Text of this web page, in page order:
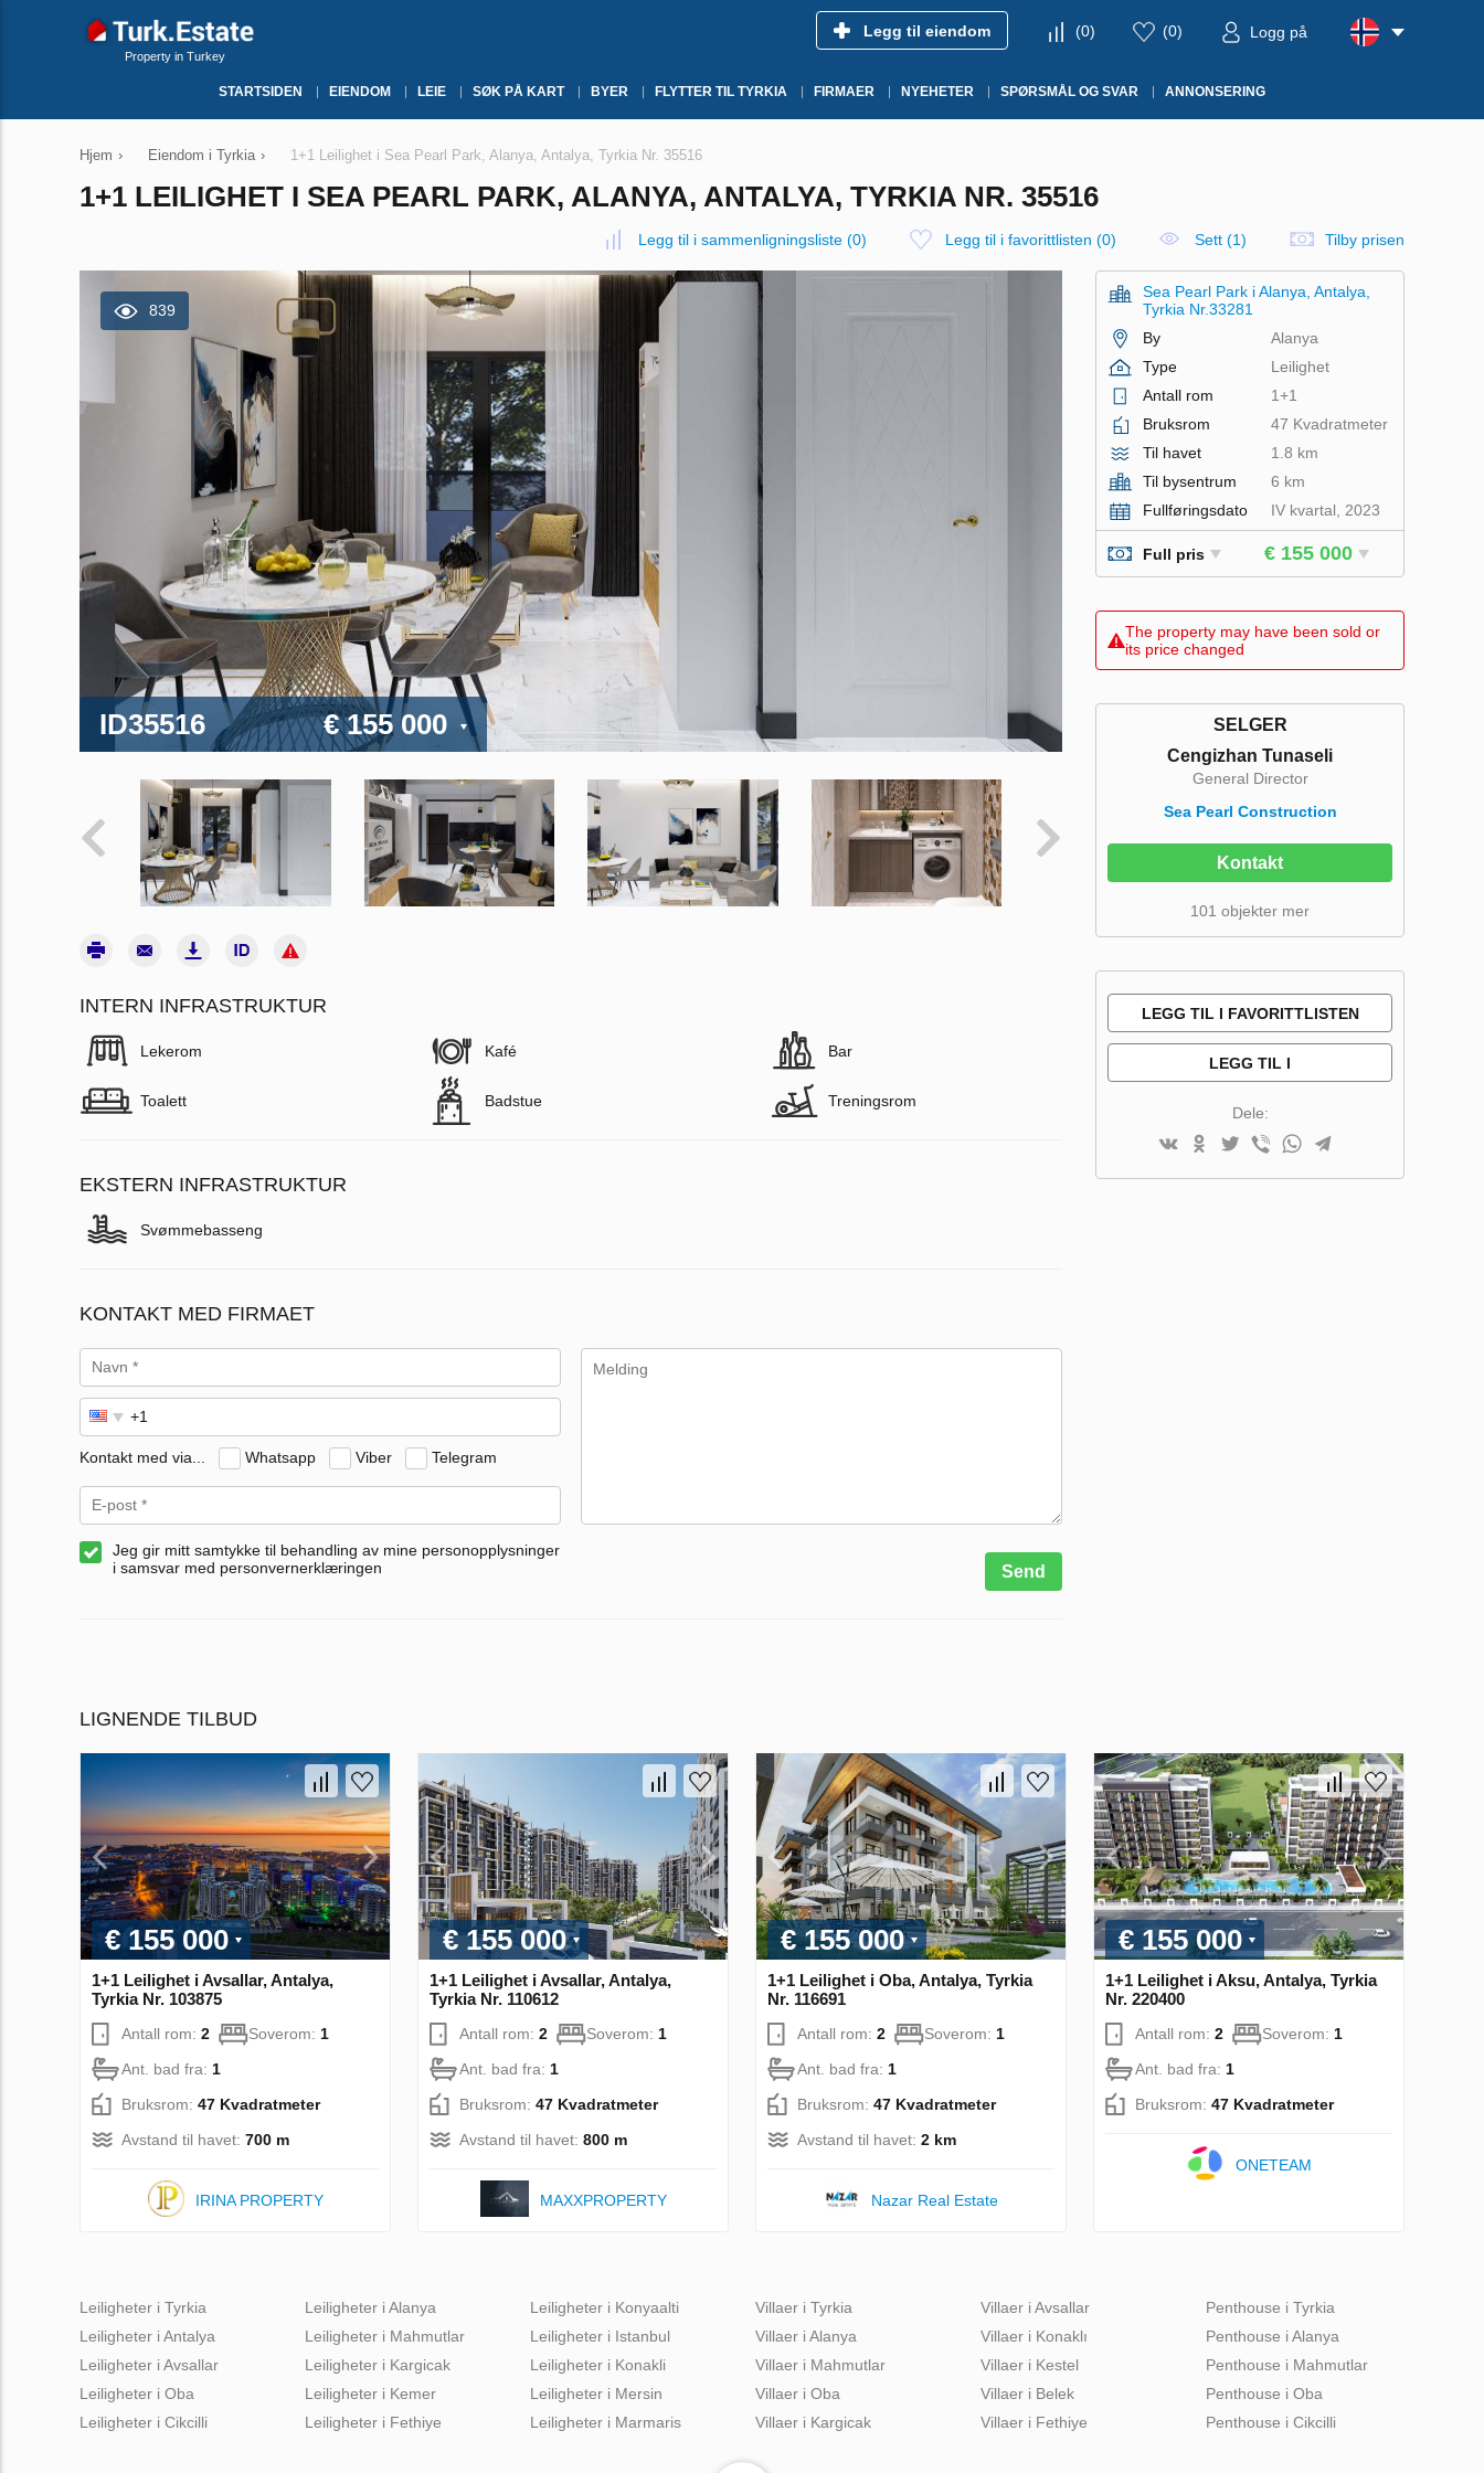
Property in Turkey
Legg til eiendom (0) (0) Logg på
STARTSIDEN EIENDOM LEIE SØK PÅ KART BYER FLYTTER TIL TYRKIA FIRMAER NYEHETER SPØRSMÅL OG SVAR ANNONSERING
Hjem › Eiendom i Tyrkia › 1+1 Leilighet i Sea Pearl Park, Alanya, Antalya, Tyrkia Nr. 35516
1+1 LEILIGHET I SEA PEARL PARK, ALANYA, ANTALYA, TYRKIA NR. 35516
Legg til i sammenligningsliste (0) Legg til i favorittlisten (0) Sett (1) Tilby prisen
839
ID35516 € 155 000
INTERN INFRASTRUKTUR
Lekerom Kafé Bar
Toalett Badstue Treningsrom
EKSTERN INFRASTRUKTUR
Svømmebasseng
KONTAKT MED FIRMAET
Kontakt med via... Whatsapp Viber Telegram
Jeg gir mitt samtykke til behandling av mine personopplysninger
i samsvar med personvernerklæringen
Send
Sea Pearl Park i Alanya, Antalya,
Tyrkia Nr.33281
By
Alanya
Type
Leilighet
Antall rom
1+1
Bruksrom
47 Kvadratmeter
Til havet
1.8 km
Til bysentrum
6 km
Fullføringsdato
IV kvartal, 2023
Full pris € 155 000
The property may have been sold or
its price changed
SELGER
Cengizhan Tunaseli
General Director
Sea Pearl Construction
Kontakt
101 objekter mer
LEGG TIL I FAVORITTLISTEN
LEGG TIL I
Dele:
LIGNENDE TILBUD
€ 155 000
1+1 Leilighet i Avsallar, Antalya,
Tyrkia Nr. 103875
Antall rom: 2 Soverom: 1
Ant. bad fra: 1
Bruksrom: 47 Kvadratmeter
Avstand til havet: 700 m
IRINA PROPERTY
€ 155 000
1+1 Leilighet i Avsallar, Antalya,
Tyrkia Nr. 110612
Antall rom: 2 Soverom: 1
Ant. bad fra: 1
Bruksrom: 47 Kvadratmeter
Avstand til havet: 800 m
MAXXPROPERTY
€ 155 000
1+1 Leilighet i Oba, Antalya, Tyrkia
Nr. 116691
Antall rom: 2 Soverom: 1
Ant. bad fra: 1
Bruksrom: 47 Kvadratmeter
Avstand til havet: 2 km
Nazar Real Estate
€ 155 000
1+1 Leilighet i Aksu, Antalya, Tyrkia
Nr. 220400
Antall rom: 2 Soverom: 1
Ant. bad fra: 1
Bruksrom: 47 Kvadratmeter
ONETEAM
Leiligheter i Tyrkia
Leiligheter i Antalya
Leiligheter i Avsallar
Leiligheter i Oba
Leiligheter i Cikcilli
Leiligheter i Alanya
Leiligheter i Mahmutlar
Leiligheter i Kargicak
Leiligheter i Kemer
Leiligheter i Fethiye
Leiligheter i Konyaalti
Leiligheter i Istanbul
Leiligheter i Konakli
Leiligheter i Mersin
Leiligheter i Marmaris
Villaer i Tyrkia
Villaer i Alanya
Villaer i Mahmutlar
Villaer i Oba
Villaer i Kargicak
Villaer i Avsallar
Villaer i Konaklı
Villaer i Kestel
Villaer i Belek
Villaer i Fethiye
Penthouse i Tyrkia
Penthouse i Alanya
Penthouse i Mahmutlar
Penthouse i Oba
Penthouse i Cikcilli